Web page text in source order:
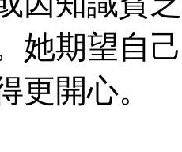
她期望自
更開心。